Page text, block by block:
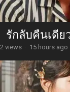
รักลับคืนเดีย
2 views · 15 hours ago